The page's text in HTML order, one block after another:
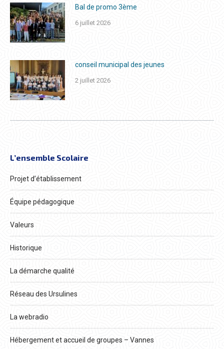
Bal de promo 3ème
6 juillet 2026
conseil municipal des jeunes
2 juillet 2026
L’ensemble Scolaire
Projet d’établissement
Équipe pédagogique
Valeurs
Historique
La démarche qualité
Réseau des Ursulines
La webradio
Hébergement et accueil de groupes – Vannes